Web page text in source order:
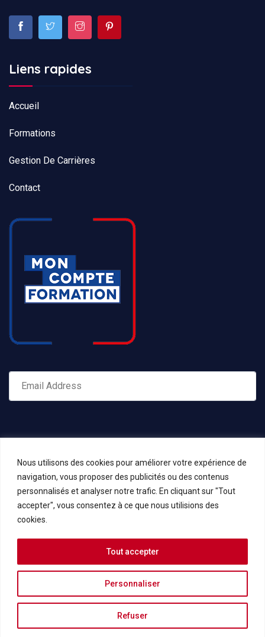
Nous utilisons des cookies pour améliorer votre expérience de
navigation, vous proposer des publicités ou des contenus
personnalisés et analyser notre trafic. En cliquant sur "Tout
accepter", vous consentez à ce que nous utilisions des
cookies.
Personnaliser
Refuser
Tout accepter
Liens rapides
Accueil
Formations
Gestion De Carrières
Contact
Copyrights © 2023 KIELA Consulting -Mentions légales et
Politique de confidentialité
add_action('wp_footer', function () { if (is_front_page()) { echo '